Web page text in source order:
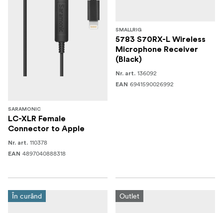
SARAMONIC
LC-XLR Female
Connector to Apple
Nr. art. 110378
EAN 4897040888318
SMALLRIG
5783 S70RX-L Wireless
Microphone Receiver
(Black)
Nr. art. 136092
EAN 6941590026992
În curând Outlet